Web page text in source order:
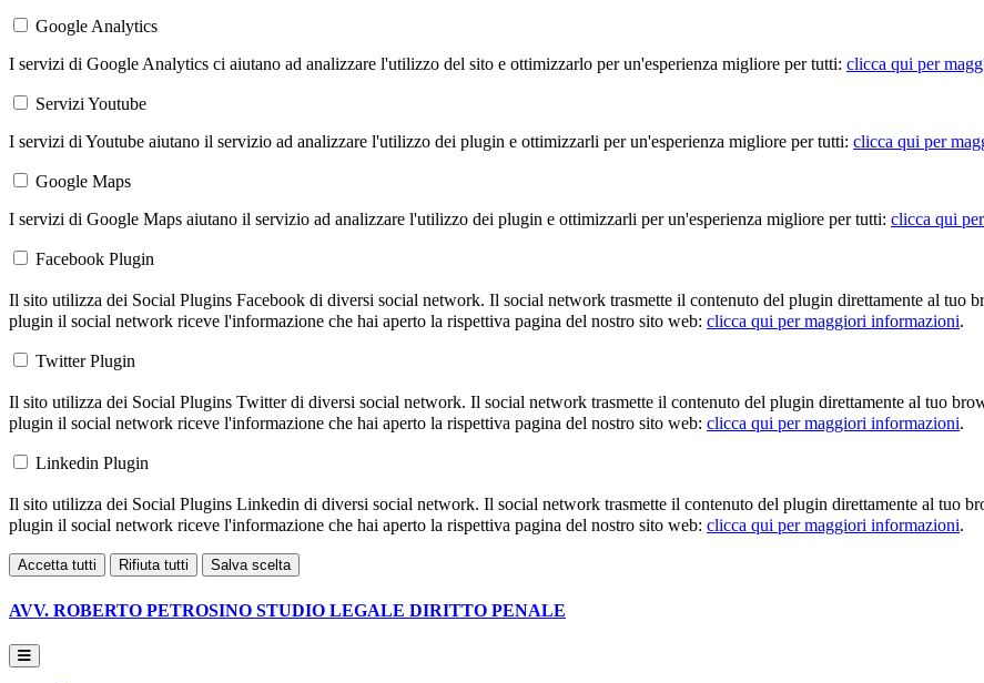
Google Analytics
I servizi di Google Analytics ci aiutano ad analizzare l'utilizzo del sito e ottimizzarlo per un'esperienza migliore per tutti: clicca qui per
Servizi Youtube
I servizi di Youtube aiutano il servizio ad analizzare l'utilizzo dei plugin e ottimizzarli per un'esperienza migliore per tutti: clicca qui per
Google Maps
I servizi di Google Maps aiutano il servizio ad analizzare l'utilizzo dei plugin e ottimizzarli per un'esperienza migliore per tutti: clicca qui
Facebook Plugin
Il sito utilizza dei Social Plugins Facebook di diversi social network. Il social network trasmette il contenuto del plugin direttamente al
plugin il social network riceve l'informazione che hai aperto la rispettiva pagina del nostro sito web: clicca qui per maggiori informazioni.
Twitter Plugin
Il sito utilizza dei Social Plugins Twitter di diversi social network. Il social network trasmette il contenuto del plugin direttamente al tuo
plugin il social network riceve l'informazione che hai aperto la rispettiva pagina del nostro sito web: clicca qui per maggiori informazioni.
Linkedin Plugin
Il sito utilizza dei Social Plugins Linkedin di diversi social network. Il social network trasmette il contenuto del plugin direttamente al
plugin il social network riceve l'informazione che hai aperto la rispettiva pagina del nostro sito web: clicca qui per maggiori informazioni.
Accetta tutti Rifiuta tutti Salva scelta
AVV. ROBERTO PETROSINO STUDIO LEGALE DIRITTO PENALE